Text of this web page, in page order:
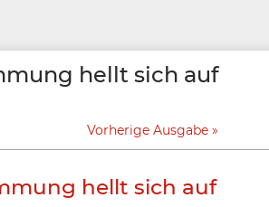
hellt sich auf
Vorherige Ausgabe
hellt sich auf